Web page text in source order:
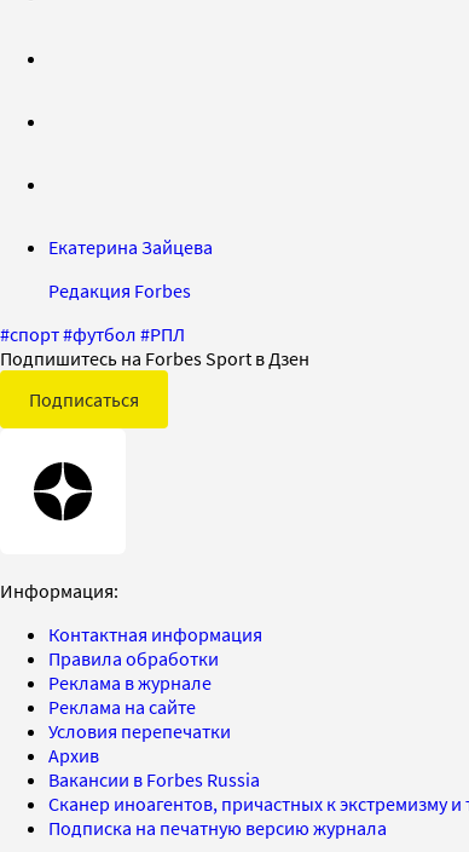
Екатерина Зайцева
Редакция Forbes
#спорт#футбол #РПЛ
Подпишитесь на Forbes Sport в Дзен
Подписаться
Информация:
Контактная информация
Правила обработки
Реклама в журнале
Реклама на сайте
Условия перепечатки
Архив
Вакансии в Forbes Russia
Сканер иноагентов, причастных к экстремизму
Подписка на печатную версию журнала